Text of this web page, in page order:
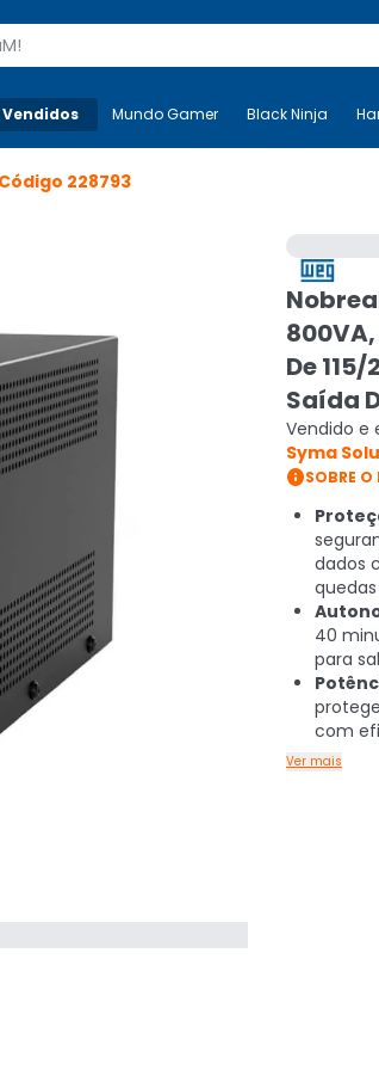
Mais-v- Mundo Gamer
Mundo Gamer Black Ninja
228793
De
Saída
Vendido e
Syma
SOBRE
dados
40
para
com
Ver mais